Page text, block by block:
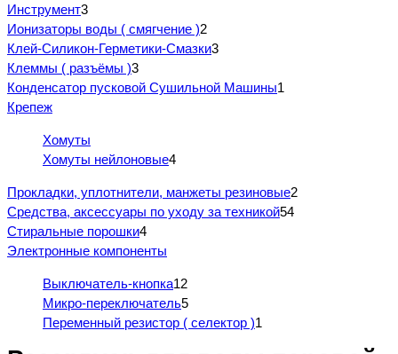
Инструмент3
Ионизаторы воды ( смягчение )2
Клей-Силикон-Герметики-Смазки3
Клеммы ( разъёмы )3
Конденсатор пусковой Сушильной Машины1
Крепеж
Хомуты
Хомуты нейлоновые4
Прокладки, уплотнители, манжеты резиновые2
Средства, аксессуары по уходу за техникой54
Стиральные порошки4
Электронные компоненты
Выключатель-кнопка12
Микро-переключатель5
Переменный резистор ( селектор )1